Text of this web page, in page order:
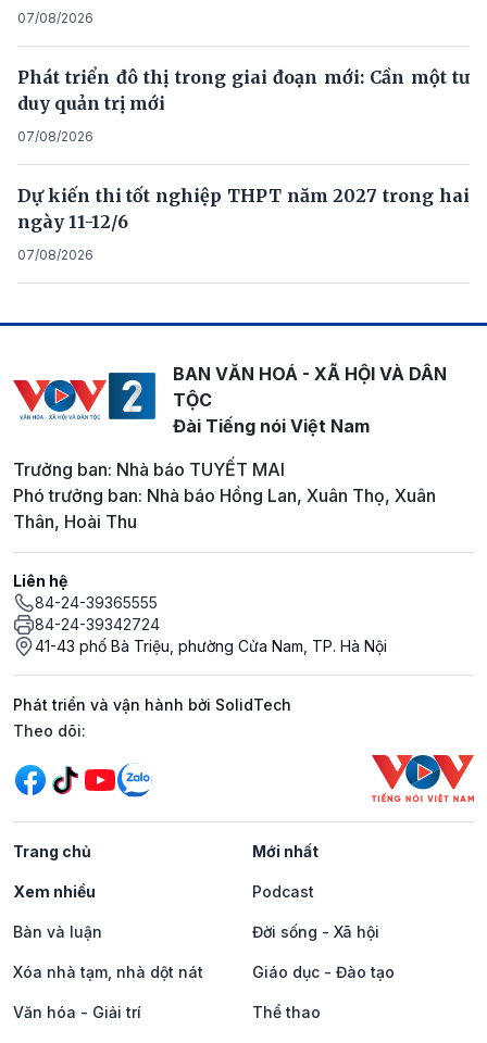
07/08/2026
Phát triển đô thị trong giai đoạn mới: Cần một tư
duy quản trị mới
07/08/2026
Dự kiến thi tốt nghiệp THPT năm 2027 trong hai
ngày 11-12/6
07/08/2026
BAN VĂN HOÁ - XÃ HỘI VÀ DÂN
TỘC
Đài Tiếng nói Việt Nam
Trưởng ban: Nhà báo TUYẾT MAI
Phó trưởng ban: Nhà báo Hồng Lan, Xuân Thọ, Xuân
Thân, Hoài Thu
Liên hệ
84-24-39365555
84-24-39342724
41-43 phố Bà Triệu, phường Cửa Nam, TP. Hà Nội
Phát triển và vận hành bởi SolidTech
Mạng xã hội
Theo dõi:
Trang chủ Mới nhất
Xem nhiều Podcast
Bàn và luận Đời sống - Xã hội
Xóa nhà tạm, nhà dột nát Giáo dục - Đào tạo
Văn hóa - Giải trí Thể thao